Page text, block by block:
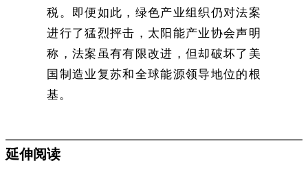
税。即便如此，绿色产业组织仍对法案
进行了猛烈抨击，太阳能产业协会声明
称，法案虽有有限改进，但却破坏了美
国制造业复苏和全球能源领导地位的根
基。
延伸阅读